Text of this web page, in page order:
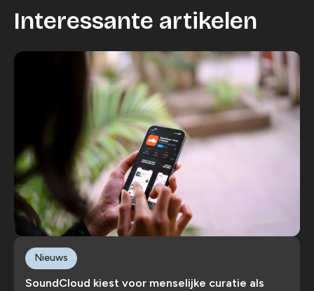
Interessante artikelen
SoundCloud kiest voor menselijke curatie als
Nieuws